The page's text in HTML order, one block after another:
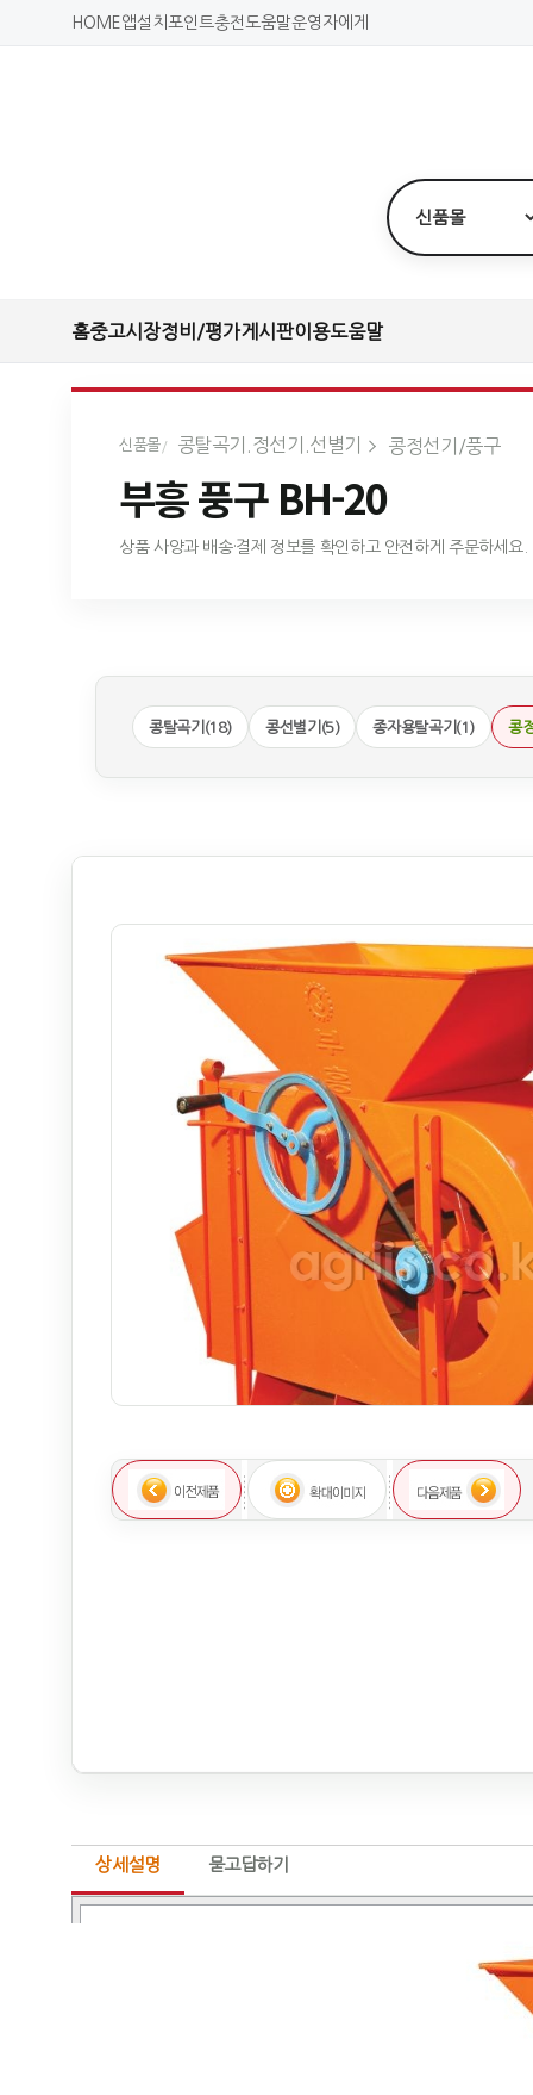
HOME 앱설치 포인트충전도움말운영자에게
홈중고시장정비/평가게시판이용도움말
신품몰 콩탈곡기.정선기.선별기 콩정선기/풍구
부흥 풍구 BH-20
상품 사양과 배송·결제 정보를 확인하고 안전하게 주문하세요.
콩탈곡기(18) 콩선별기(5) 종자용탈곡기(1) 콩
상세설명 묻고답하기